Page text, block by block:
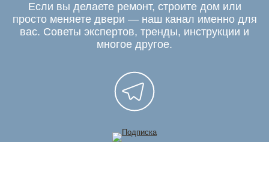
Если вы делаете ремонт, строите дом или
просто меняете двери — наш канал именно для
вас. Советы экспертов, тренды, инструкции и
многое другое.